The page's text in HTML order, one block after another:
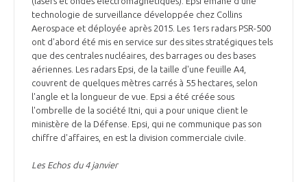
technologie de surveillance développée chez Collins
Aerospace et déployée après 2015. Les 1ers radars PSR-500
ont d'abord été mis en service sur des sites stratégiques tels
que des centrales nucléaires, des barrages ou des bases
aériennes. Les radars Epsi, de la taille d'une feuille A4,
couvrent de quelques mètres carrés à 55 hectares, selon
l'angle et la longueur de vue. Epsi a été créée sous
l'ombrelle de la société Itni, qui a pour unique client le
ministère de la Défense. Epsi, qui ne communique pas son
chiffre d'affaires, en est la division commerciale civile.
Les Echos du 4 janvier